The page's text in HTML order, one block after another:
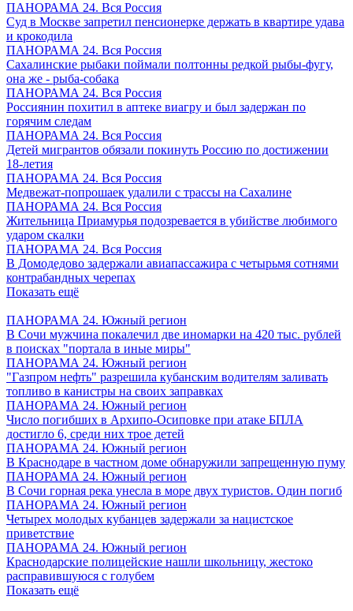
ПАНОРАМА 24. Вся Россия
Суд в Москве запретил пенсионерке держать в квартире удава
и крокодила
ПАНОРАМА 24. Вся Россия
Сахалинские рыбаки поймали полтонны редкой рыбы-фугу,
она же - рыба-собака
ПАНОРАМА 24. Вся Россия
Россиянин похитил в аптеке виагру и был задержан по
горячим следам
ПАНОРАМА 24. Вся Россия
Детей мигрантов обязали покинуть Россию по достижении
18-летия
ПАНОРАМА 24. Вся Россия
Медвежат-попрошаек удалили с трассы на Сахалине
ПАНОРАМА 24. Вся Россия
Жительница Приамурья подозревается в убийстве любимого
ударом скалки
ПАНОРАМА 24. Вся Россия
В Домодедово задержали авиапассажира с четырьмя сотнями
контрабандных черепах
Показать ещё
ПАНОРАМА 24. Южный регион
В Сочи мужчина покалечил две иномарки на 420 тыс. рублей
в поисках "портала в иные миры"
ПАНОРАМА 24. Южный регион
"Газпром нефть" разрешила кубанским водителям заливать
топливо в канистры на своих заправках
ПАНОРАМА 24. Южный регион
Число погибших в Архипо-Осиповке при атаке БПЛА
достигло 6, среди них трое детей
ПАНОРАМА 24. Южный регион
В Краснодаре в частном доме обнаружили запрещенную пуму
ПАНОРАМА 24. Южный регион
В Сочи горная река унесла в море двух туристов. Один погиб
ПАНОРАМА 24. Южный регион
Четырех молодых кубанцев задержали за нацистское
приветствие
ПАНОРАМА 24. Южный регион
Краснодарские полицейские нашли школьницу, жестоко
расправившуюся с голубем
Показать ещё